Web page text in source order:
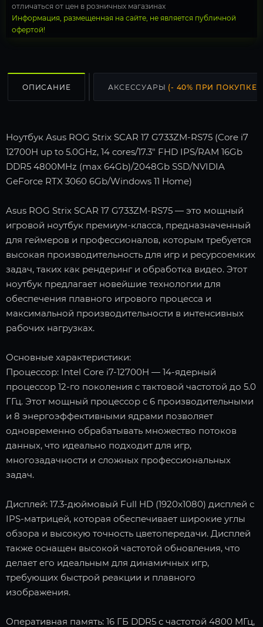
отличаться от цен в розничных магазинах
Информация, размещенная на сайте, не является публичной
офертой!
ОПИСАНИЕ АКСЕССУАРЫ (- 40% ПРИ ПОКУПКЕ
Ноутбук Asus ROG Strix SCAR 17 G733ZM-RS75 (Core i7
12700H up to 5.0GHz, 14 cores/17.3" FHD IPS/RAM 16Gb
DDR5 4800MHz (max 64Gb)/2048Gb SSD/NVIDIA
GeForce RTX 3060 6Gb/Windows 11 Home)
Asus ROG Strix SCAR 17 G733ZM-RS75 — это мощный
игровой ноутбук премиум-класса, предназначенный
для геймеров и профессионалов, которым требуется
высокая производительность для игр и ресурсоемких
задач, таких как рендеринг и обработка видео. Этот
ноутбук предлагает новейшие технологии для
обеспечения плавного игрового процесса и
максимальной производительности в интенсивных
рабочих нагрузках.
Основные характеристики:
Процессор: Intel Core i7-12700H — 14-ядерный
процессор 12-го поколения с тактовой частотой до 5.0
ГГц. Этот мощный процессор с 6 производительными
и 8 энергоэффективными ядрами позволяет
одновременно обрабатывать множество потоков
данных, что идеально подходит для игр,
многозадачности и сложных профессиональных
задач.
Дисплей: 17.3-дюймовый Full HD (1920x1080) дисплей с
IPS-матрицей, которая обеспечивает широкие углы
обзора и высокую точность цветопередачи. Дисплей
также оснащен высокой частотой обновления, что
делает его идеальным для динамичных игр,
требующих быстрой реакции и плавного
изображения.
Оперативная память: 16 ГБ DDR5 с частотой 4800 МГц,